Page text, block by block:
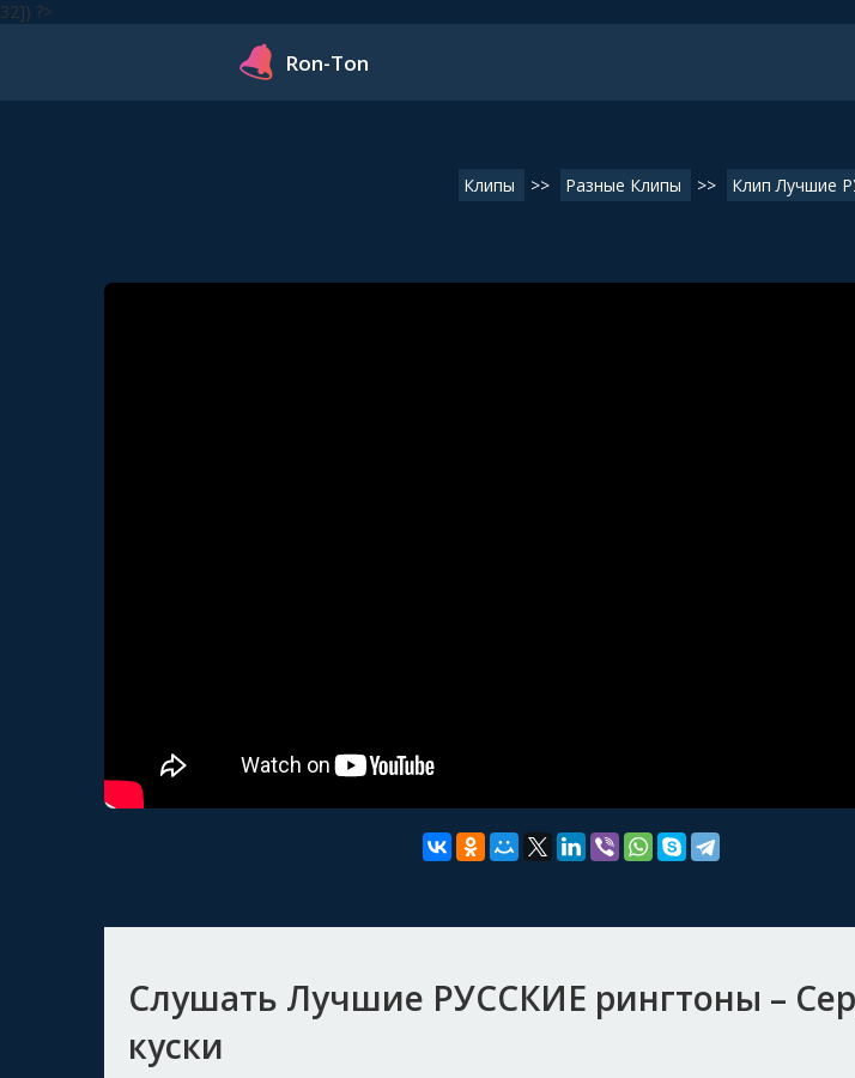
32]) ?>
Ron-Ton
Клипы >> Разные Клипы >> Клип Лучшие
Слушать Лучшие РУССКИЕ рингтоны –
куски